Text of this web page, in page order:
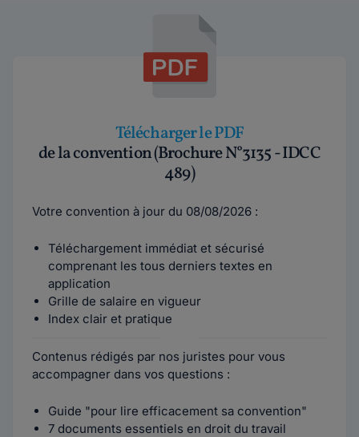
Télécharger le PDF
de la convention (Brochure N°3135 - IDCC
489)
Votre convention à jour du 08/08/2026 :
Téléchargement immédiat et sécurisé
comprenant les tous derniers textes en
application
Grille de salaire en vigueur
Index clair et pratique
Contenus rédigés par nos juristes pour vous
accompagner dans vos questions :
Guide "pour lire efficacement sa convention"
7 documents essentiels en droit du travail